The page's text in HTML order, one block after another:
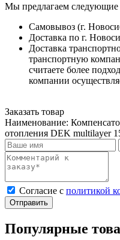
Мы предлагаем следующие
Самовывоз (г.
Доставка по г.
Доставка
транспортную
считаете более
компании
Заказать товар
Наименование:
отопления DEK multilayer
Cогласие с политикой
Отправить
Популярные